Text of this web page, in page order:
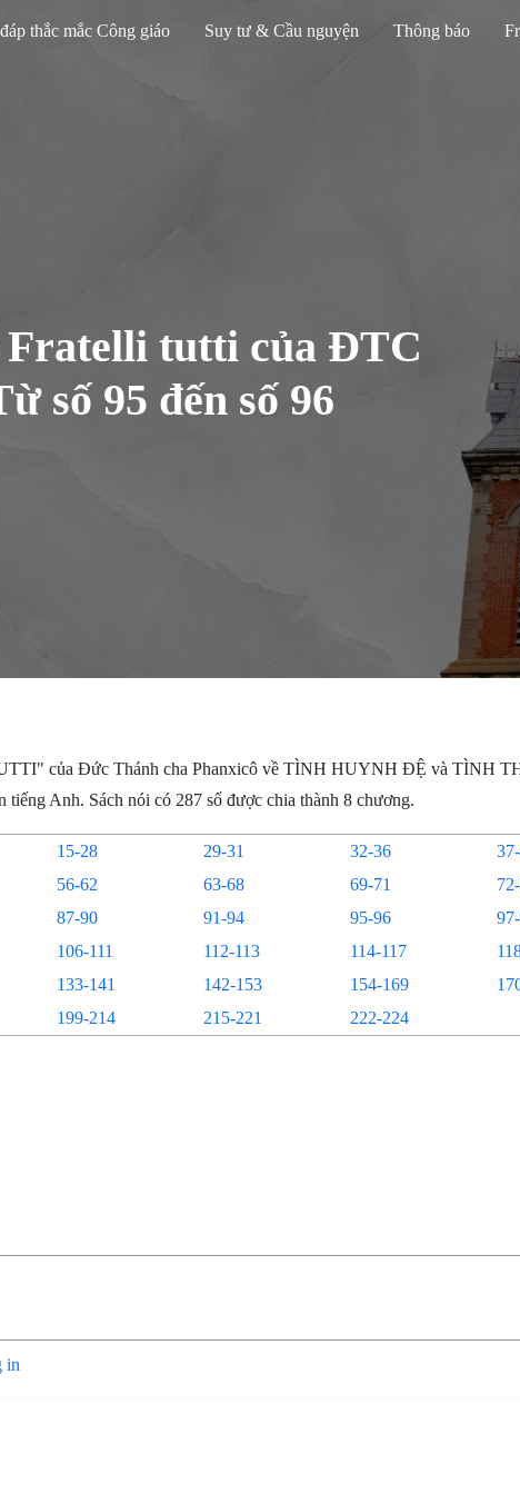
thắc mắc Công giáo Suy tư & Cầu nguyện Thông báo
tutti của ĐTC
số 95 đến số 96
của Đức Thánh cha Phanxicô về TÌNH HUYNH ĐỆ và TÌNH
Anh. Sách nói có 287 số được chia thành 8 chương.
15-28 29-31 32-36
56-62 63-68 69-71
87-90 91-94 95-96
106-111 112-113 114-117
133-141 142-153 154-169
199-214 215-221 222-224
in